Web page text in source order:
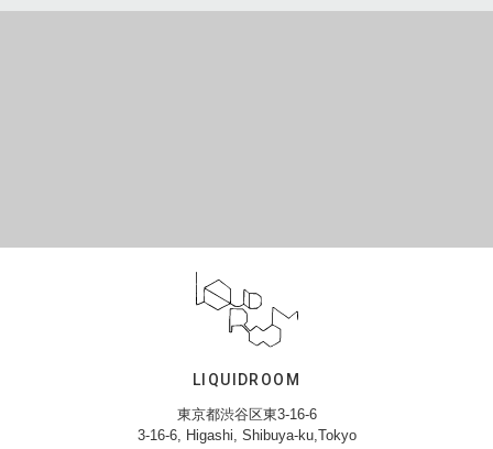
LIQUIDROOM
東京都渋谷区東3-16-6
3-16-6, Higashi, Shibuya-ku,Tokyo